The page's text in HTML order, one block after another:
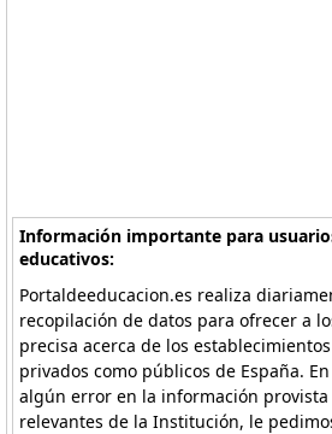
Información importante para
educativos:
Portaldeeducacion.es realiza
recopilación de datos para ofrecer a
precisa acerca de los
privados como públicos de España.
algún error en la información
relevantes de la Institución, le